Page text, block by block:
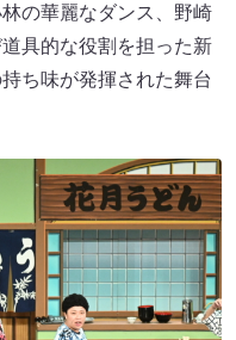
の華麗なダンス、野崎
具的な役割を担った新
ち味が発揮された舞台